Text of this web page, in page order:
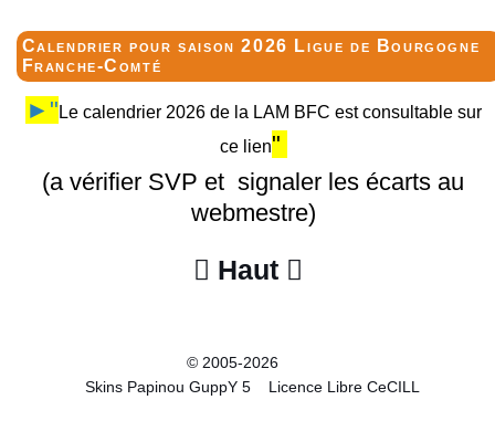
Calendrier pour saison 2026 Ligue de Bourgogne
Franche-Comté
►" Le calendrier 2026 de la LAM BFC est consultable sur
ce lien"
(a vérifier SVP et signaler les écarts au
webmestre)
 Haut 
© 2005-2026
Skins Papinou GuppY 5
Licence Libre CeCILL